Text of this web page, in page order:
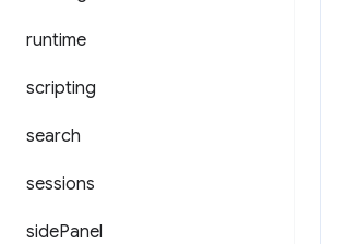
runtime
scripting
search
sessions
sidePanel